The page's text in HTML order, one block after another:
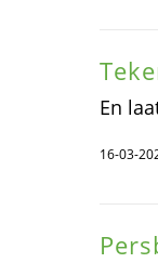
En
16-03-